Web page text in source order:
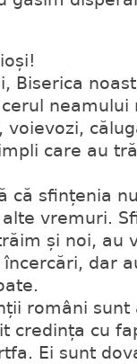
Biserica
neamului
care au
că sfințenia
vremuri.
și noi, au
dar
români sunt
credința cu
Ei sunt